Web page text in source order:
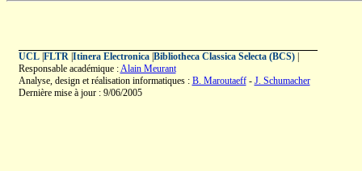
UCL| FLTR| Itinera Electronica| Bibliotheca Classica Selecta (BCS)|
Responsable académique :Alain Meurant
Analyse, design et réalisation informatiques : B. Maroutaeff- J. Schumacher
Dernière mise à jour : 9/06/2005